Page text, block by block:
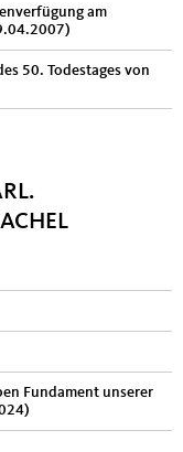
am
50. Todestages von
Fundament unserer